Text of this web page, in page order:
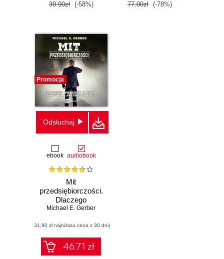
39.90zł (-58%) 77.00zł (-78%)
Promocja
Odsłuchaj
ebook audiobook
Mit
przedsiębiorczości.
Dlaczego
większość małych
temu zaradzić
Michael E. Gerber
(31,90 zł najniższa cena z 30 dni)
46.71 zł